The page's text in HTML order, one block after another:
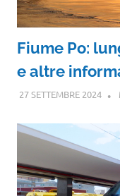
Fiume Po:
e altre
27 SETTEMBRE 2024